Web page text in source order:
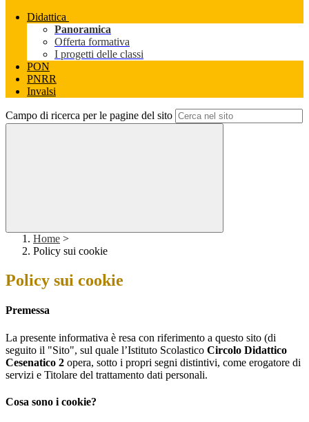
Didattica
Panoramica
Offerta formativa
I progetti delle classi
PON
PNRR
Invalsi
Campo di ricerca per le pagine del sito
Home >
Policy sui cookie
Policy sui cookie
Premessa
La presente informativa è resa con riferimento a questo sito (di
seguito il "Sito", sul quale l’Istituto Scolastico Circolo Didattico
Cesenatico 2 opera, sotto i propri segni distintivi, come erogatore di
servizi e Titolare del trattamento dati personali.
Cosa sono i cookie?